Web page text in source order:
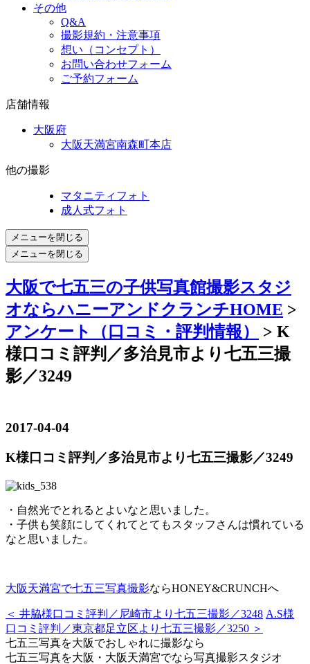
その他
Q&A
撮影規約・注意事項
想い（コンセプト）
お問い合わせフォーム
ご予約フォーム
店舗情報
大阪府
大阪天満宮南森町本店
他の撮影
マタニティフォト
成人式フォト
メニューを閉じる
メニューを閉じる
大阪で七五三の子供写真館撮影スタジ
オならハニーアンドクランチHOME >
アンケート（口コミ・評判情報）
> K
様口コミ評判／多治見市より七五三撮
影／3249
2017-04-04
K様口コミ評判／多治見市より七五三撮影／3249
・自然光でとれるとよいなと思いました。
・子供も笑顔にしてくれてとてもスタッフさんは慣れている
なと思いました。
大阪天満宮で七五三写真撮影ならHONEY&CRUNCHへ
＜ 井脇様口コミ評判／尼崎市より七五三撮影／3248 A.S様
口コミ評判／東京都足立区より七五三撮影／3250 ＞
七五三写真を大阪でおしゃれに撮影なら
七五三写真を大阪・大阪天満宮でなら写真撮影スタジオ